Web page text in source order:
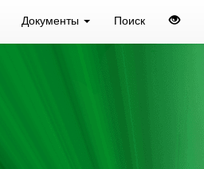
Документы Поиск